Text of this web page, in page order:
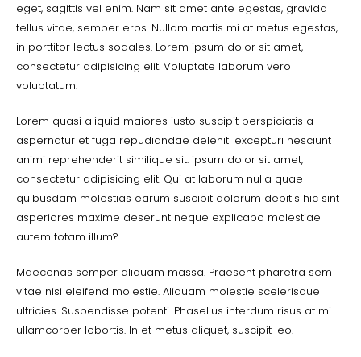
eget, sagittis vel enim. Nam sit amet ante egestas, gravida
tellus vitae, semper eros. Nullam mattis mi at metus egestas,
in porttitor lectus sodales. Lorem ipsum dolor sit amet,
consectetur adipisicing elit. Voluptate laborum vero
voluptatum.
Lorem quasi aliquid maiores iusto suscipit perspiciatis a
aspernatur et fuga repudiandae deleniti excepturi nesciunt
animi reprehenderit similique sit. ipsum dolor sit amet,
consectetur adipisicing elit. Qui at laborum nulla quae
quibusdam molestias earum suscipit dolorum debitis hic sint
asperiores maxime deserunt neque explicabo molestiae
autem totam illum?
Maecenas semper aliquam massa. Praesent pharetra sem
vitae nisi eleifend molestie. Aliquam molestie scelerisque
ultricies. Suspendisse potenti. Phasellus interdum risus at mi
ullamcorper lobortis. In et metus aliquet, suscipit leo.